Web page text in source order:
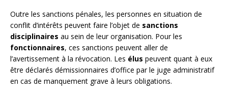
Outre les sanctions pénales, les personnes en situation de
conflit d’intérêts peuvent faire l’objet de sanctions
disciplinaires au sein de leur organisation. Pour les
fonctionnaires, ces sanctions peuvent aller de
l’avertissement à la révocation. Les élus peuvent quant à eux
être déclarés démissionnaires d’office par le juge administratif
en cas de manquement grave à leurs obligations.